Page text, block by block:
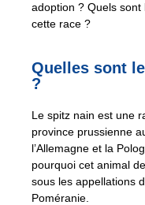
adoption ? Quels
cette race ?
Quelles sont
?
Le spitz nain est une
province prussienne
l’Allemagne et la
pourquoi cet animal
sous les appellations
Poméranie.